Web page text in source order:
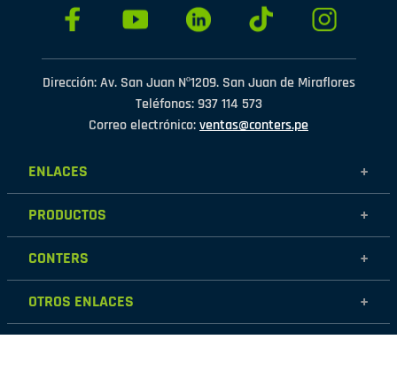
Dirección: Av. San Juan Nº1209. San Juan de Miraflores
Teléfonos: 937 114 573
Correo electrónico:ventas@conters.pe
ENLACES +
Mujer
Hombre
PRODUCTOS +
Calzados
Zapatillas
CONTERS +
Nosotros
Contáctanos
Tiendas
OTROS ENLACES +
Políticas de garantía